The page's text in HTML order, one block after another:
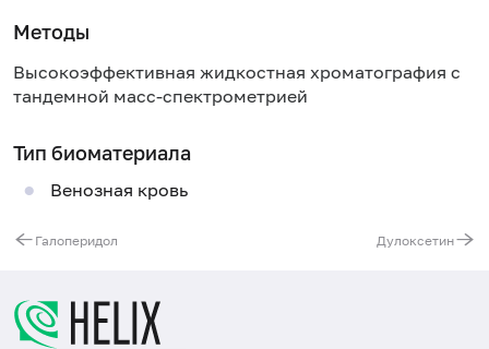
Методы
Высокоэффективная жидкостная хроматография с
тандемной масс-спектрометрией
Тип биоматериала
Венозная кровь
Галоперидол Дулоксетин